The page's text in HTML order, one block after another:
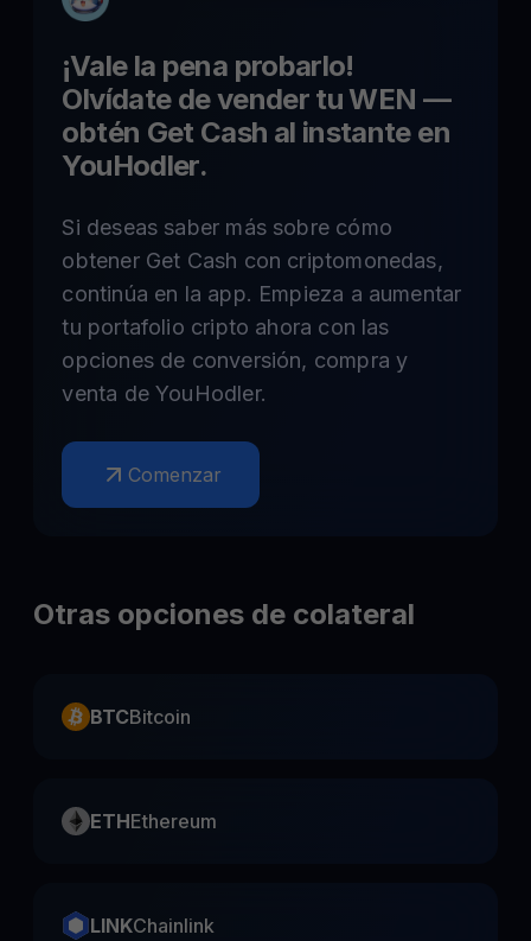
¡Vale la pena probarlo!
Olvídate de vender tuWEN —
obtén Get Cash al instante en
YouHodler.
Si deseas saber más sobre cómo
obtener Get Cash con criptomonedas,
continúa en la app. Empieza a aumentar
tu portafolio cripto ahora con las
opciones de conversión, compra y
venta de YouHodler.
Comenzar
Otras opciones de colateral
BTCBitcoin
ETHEthereum
LINKChainlink